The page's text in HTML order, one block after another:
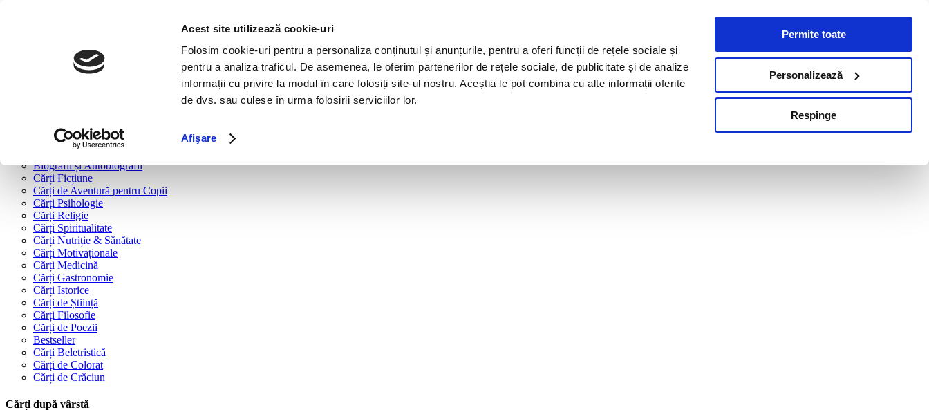
Acest site utilizează cookie-uri
Folosim cookie-uri pentru a personaliza conținutul și anunțurile, pentru a oferi funcții de rețele sociale și
pentru a analiza traficul. De asemenea, le oferim partenerilor de rețele sociale, de publicitate și de analize
informații cu privire la modul în care folosiți site-ul nostru. Aceștia le pot combina cu alte informații oferite
de dvs. sau culese în urma folosirii serviciilor lor.
Afişare
Permite toate
Personalizează
Respinge
Cărți după tipologie
Cărți Dezvoltare Personală
Cărți Familie & Cuplu
Biografii și Autobiografii
Cărți Ficțiune
Cărți de Aventură pentru Copii
Cărți Psihologie
Cărți Religie
Cărți Spiritualitate
Cărți Nutriție & Sănătate
Cărți Motivaționale
Cărți Medicină
Cărți Gastronomie
Cărți Istorice
Cărți de Știință
Cărți Filosofie
Cărți de Poezii
Bestseller
Cărți Beletristică
Cărți de Colorat
Cărți de Crăciun
Cărți după vârstă